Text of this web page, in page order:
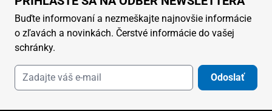
Buďte informovaní a nezmeškajte najnovšie informácie
o zľavách a novinkách. Čerstvé informácie do vašej
schránky.
Odoslať